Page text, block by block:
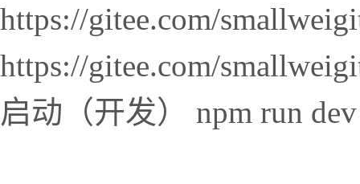
https://gitee.com/
https://gitee.com/
启动（开发） npm run